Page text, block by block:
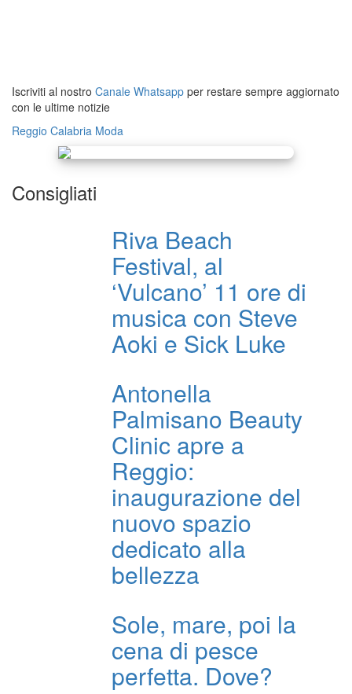
Iscriviti al nostro Canale Whatsapp per restare sempre aggiornato
con le ultime notizie
Reggio Calabria Moda
Consigliati
Riva Beach
Festival, al
‘Vulcano’ 11 ore di
musica con Steve
Aoki e Sick Luke
Antonella
Palmisano Beauty
Clinic apre a
Reggio:
inaugurazione del
nuovo spazio
dedicato alla
bellezza
Sole, mare, poi la
cena di pesce
perfetta. Dove?